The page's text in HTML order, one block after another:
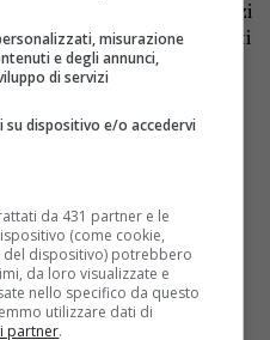
concedendosi spazi
sketch comici dilatati
libera dai tempi stretti
IN PRIME TIME
#Striscialanotizia
misurazione
e degli annunci,
di servizi
dispositivo e/o accedervi
da 431 partner e le
(come cookie,
dispositivo) potrebbero
da loro visualizzate e
nello specifico da questo
utilizzare dati di
partner.